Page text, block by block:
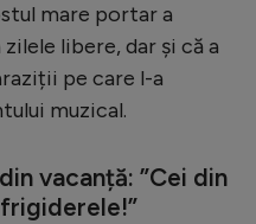
mare portar a
libere, dar și că a
pe care l-a
muzical.
vacanță: ”Cei din